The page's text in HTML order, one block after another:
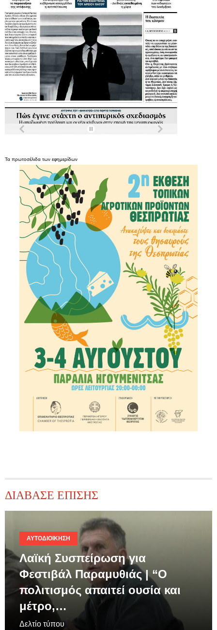
Τα πρωτοσέλιδα των εφημερίδων
ΔΙΑΒΑΣΕ ΕΠΙΣΗΣ
ΑΥΤΟΔΙΟΊΚΗΣΗ
Λαϊκή Συσπείρωση για
Φεστιβάλ Παραμυθιάς | “Ο
πολιτισμός απαιτεί ουσία και
μέτρο,…
Δελτίο τύπου